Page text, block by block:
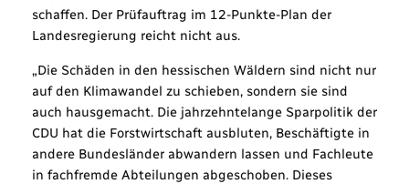
schaffen. Der Prüfauftrag im 12-Punkte-Plan der
Landesregierung reicht nicht aus.
„Die Schäden in den hessischen Wäldern sind nicht nur
auf den Klimawandel zu schieben, sondern sie sind
auch hausgemacht. Die jahrzehntelange Sparpolitik der
CDU hat die Forstwirtschaft ausbluten, Beschäftigte in
andere Bundesländer abwandern lassen und Fachleute
in fachfremde Abteilungen abgeschoben. Dieses